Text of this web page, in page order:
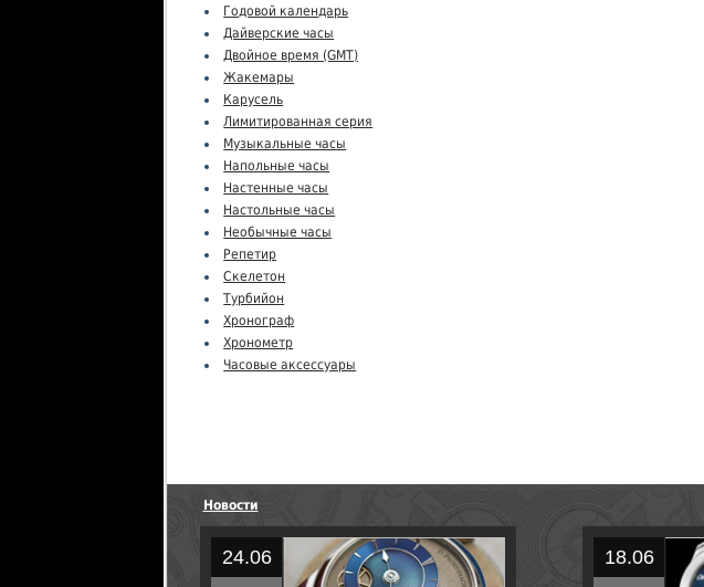
Годовой календарь
Дайверские часы
Двойное время (GMT)
Жакемары
Карусель
Лимитированная серия
Музыкальные часы
Напольные часы
Настенные часы
Настольные часы
Необычные часы
Репетир
Скелетон
Турбийон
Хронограф
Хронометр
Часовые аксессуары
Новости
24.06
18.06